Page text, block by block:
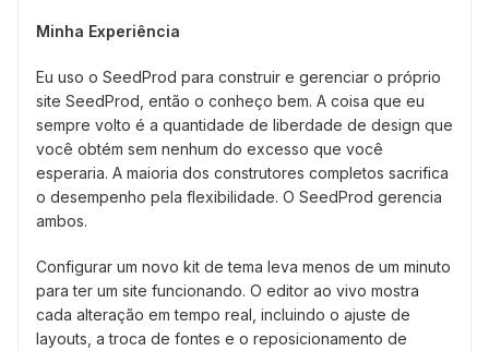
Minha Experiência
Eu uso o SeedProd para construir e gerenciar o próprio
site SeedProd, então o conheço bem. A coisa que eu
sempre volto é a quantidade de liberdade de design que
você obtém sem nenhum do excesso que você
esperaria. A maioria dos construtores completos sacrifica
o desempenho pela flexibilidade. O SeedProd gerencia
ambos.
Configurar um novo kit de tema leva menos de um minuto
para ter um site funcionando. O editor ao vivo mostra
cada alteração em tempo real, incluindo o ajuste de
layouts, a troca de fontes e o reposicionamento de